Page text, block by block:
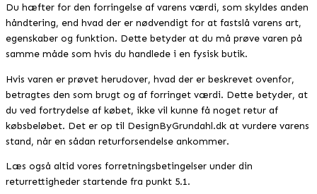
Du hæfter for den forringelse af varens værdi, som skyldes anden
håndtering, end hvad der er nødvendigt for at fastslå varens art,
egenskaber og funktion. Dette betyder at du må prøve varen på
samme måde som hvis du handlede i en fysisk butik.
Hvis varen er prøvet herudover, hvad der er beskrevet ovenfor,
betragtes den som brugt og af forringet værdi. Dette betyder, at
du ved fortrydelse af købet, ikke vil kunne få noget retur af
købsbeløbet. Det er op til DesignByGrundahl.dk at vurdere varens
stand, når en sådan returforsendelse ankommer.
Læs også altid vores forretningsbetingelser under din
returrettigheder startende fra punkt 5.1.